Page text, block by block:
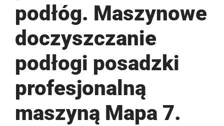
podłóg. Maszynowe
doczyszczanie
podłogi posadzki
profesjonalną
maszyną Mapa 7.